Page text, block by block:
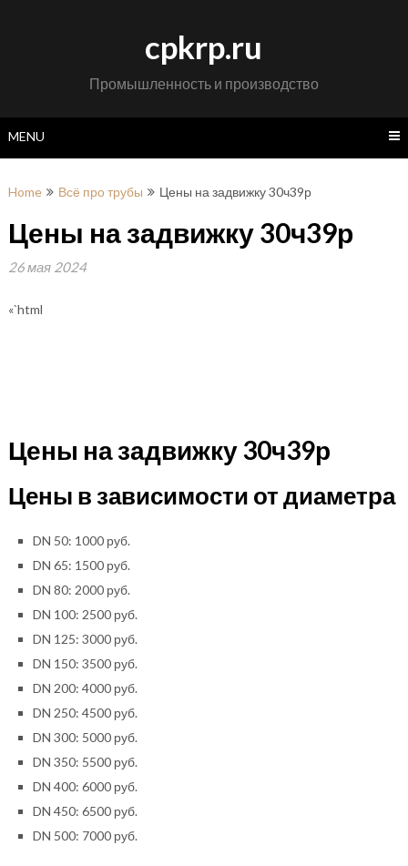
cpkrp.ru
Промышленность и производство
MENU
Home Всё про трубы Цены на задвижку 30ч39р
Цены на задвижку 30ч39р
26 мая 2024
«`html
Цены на задвижку 30ч39р
Цены в зависимости от диаметра
DN 50: 1000 руб.
DN 65: 1500 руб.
DN 80: 2000 руб.
DN 100: 2500 руб.
DN 125: 3000 руб.
DN 150: 3500 руб.
DN 200: 4000 руб.
DN 250: 4500 руб.
DN 300: 5000 руб.
DN 350: 5500 руб.
DN 400: 6000 руб.
DN 450: 6500 руб.
DN 500: 7000 руб.